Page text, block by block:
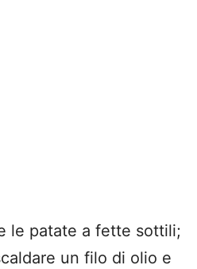
le patate a fette sottili;
un filo di olio e